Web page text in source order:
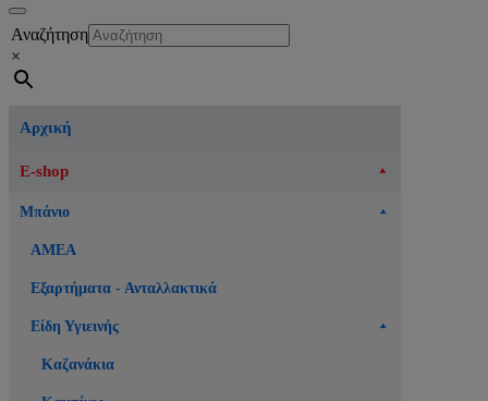
Μενού
πλοήγησης
Αναζήτηση
×
Αρχική
E-shop
Μπάνιο
ΑΜΕΑ
Εξαρτήματα - Ανταλλακτικά
Είδη Υγιεινής
Καζανάκια